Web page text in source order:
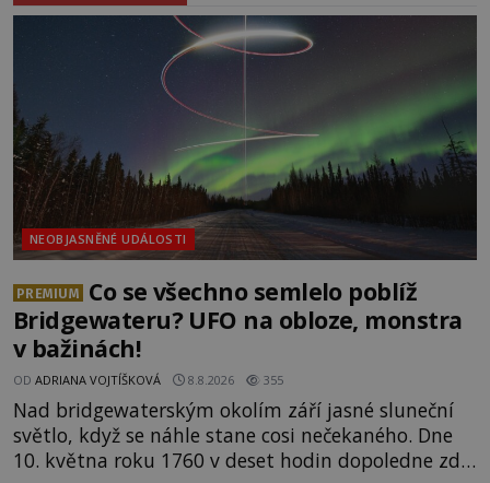
NEOBJASNĚNÉ UDÁLOSTI
PREMIUM
Co se všechno semlelo poblíž
Bridgewateru? UFO na obloze, monstra
v bažinách!
OD ADRIANA VOJTÍŠKOVÁ 8.8.2026 355
Nad bridgewaterským okolím září jasné sluneční
světlo, když se náhle stane cosi nečekaného. Dne
10. května roku 1760 v deset hodin dopoledne zde